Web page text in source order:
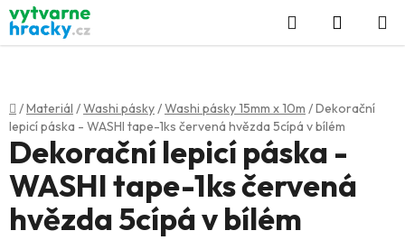
Přejít
na
obsah
Hledat
KOŠÍK
Domů
/Materiál /Washi pásky/Washi pásky 15mm x 10m /Dekorační
lepicí páska - WASHI tape-1ks červená hvězda 5cípá v bílém
Dekorační lepicí páska -
WASHI tape-1ks červená
hvězda 5cípá v bílém